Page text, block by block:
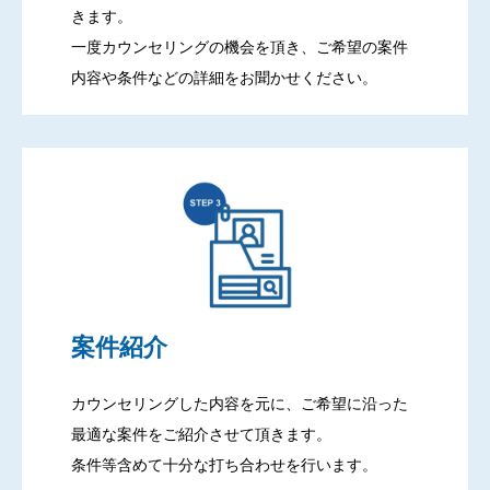
きます。
一度カウンセリングの機会を頂き、ご希望の案件
内容や条件などの詳細をお聞かせください。
案件紹介
カウンセリングした内容を元に、ご希望に沿った
最適な案件をご紹介させて頂きます。
条件等含めて十分な打ち合わせを行います。